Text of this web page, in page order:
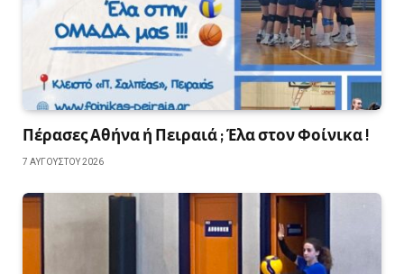
Πέρασες Αθήνα ή Πειραιά ; Έλα στον Φοίνικα !
7 ΑΥΓΟΎΣΤΟΥ 2026